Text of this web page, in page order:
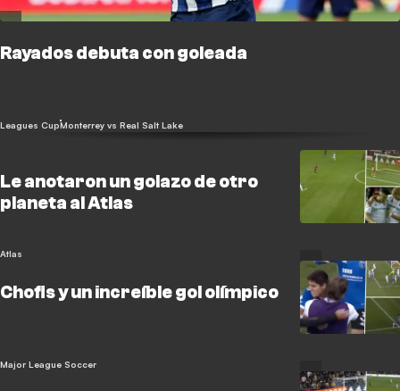
Rayados debuta con goleada
Leagues CupMonterrey vs Real Salt Lake
Le anotaron un golazo de otro
planeta al Atlas
Atlas
Chofis y un increíble gol olímpico
Major League Soccer